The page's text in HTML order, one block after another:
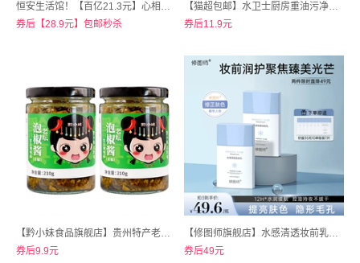
恒安生活馆！【百亿21.3元】心相印卷纸4层100克20卷
券后【28.9元】包邮秒杀
【猫超包邮】水卫士厨房重油污净清洁剂2瓶装+1个喷头
券后11.9元
【黔小妹食品旗舰店】贵州特产老坛泡椒酱210g*2瓶
券后9.9元
【修图师旗舰店】水感清透妆前乳控油保湿40g
券后49元